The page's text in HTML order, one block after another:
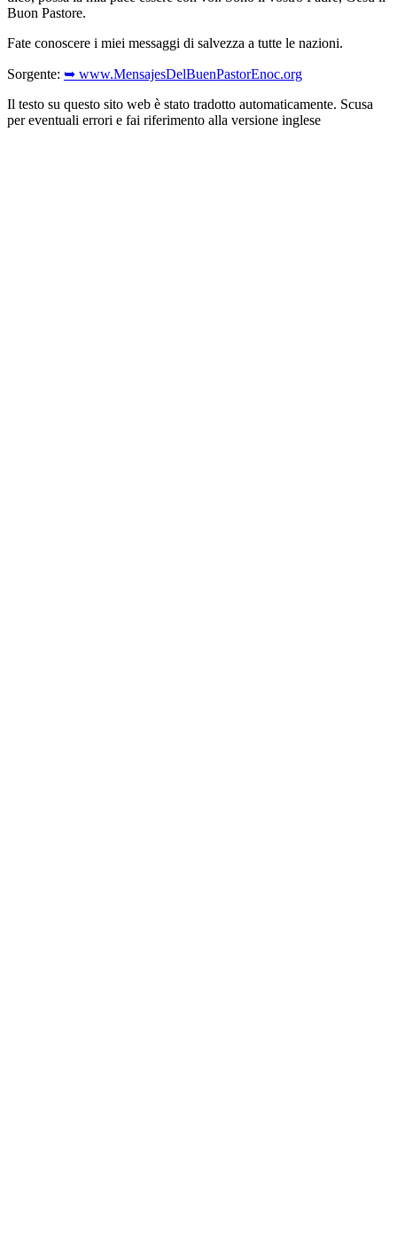
Buon Pastore.
Fate conoscere i miei messaggi di salvezza a tutte le nazioni.
Sorgente: ➥ www.MensajesDelBuenPastorEnoc.org
Il testo su questo sito web è stato tradotto automaticamente. Scusa
per eventuali errori e fai riferimento alla versione inglese